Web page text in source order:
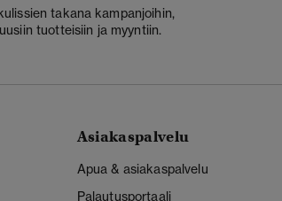
takana kampanjoihin,
tuotteisiin ja myyntiin.
Asiakaspalvelu
Apua & asiakaspalvelu
Palautusportaali